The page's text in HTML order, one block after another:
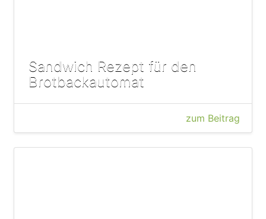
Sandwich Rezept für den
Brotbackautomat
zum Beitrag